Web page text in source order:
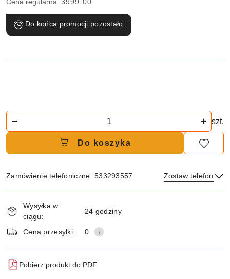
Do końca promocji pozostało:
szt.
Do koszyka
Zamówienie telefoniczne: 533293557 Zostaw telefon
i
dostawa
Wysyłka w
ciągu:
24 godziny
Cena przesyłki: 0
Pobierz produkt do PDF